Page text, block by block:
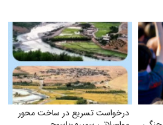
درخواست تسریع در ساخت محور